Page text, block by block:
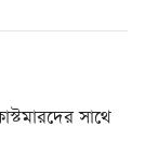
সাথে